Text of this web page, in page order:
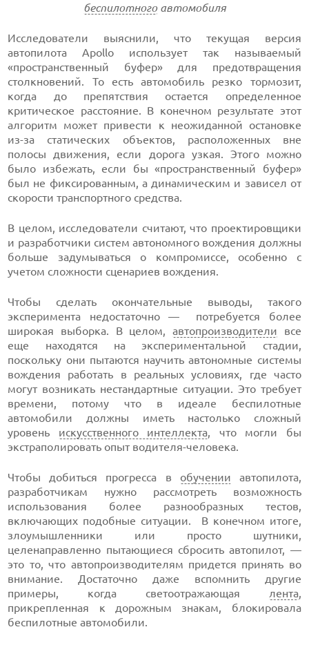
беспилотногоавтомобиля
Исследователи выяснили, что текущая версия
автопилота Apollo использует так называемый
«пространственный буфер» для предотвращения
столкновений. То есть автомобиль резко тормозит,
когда до препятствия остается определенное
критическое расстояние. В конечном результате этот
алгоритм может привести к неожиданной остановке
из-за статических объектов, расположенных вне
полосы движения, если дорога узкая. Этого можно
было избежать, если бы «пространственный буфер»
был не фиксированным, а динамическим и зависел от
скорости транспортного средства.
В целом, исследователи считают, что проектировщики
и разработчики систем автономного вождения должны
больше задумываться о компромиссе, особенно с
учетом сложности сценариев вождения.
Чтобы сделать окончательные выводы, такого
эксперимента недостаточно — потребуется более
широкая выборка. В целом,автопроизводители все
еще находятся на экспериментальной стадии,
поскольку они пытаются научить автономные системы
вождения работать в реальных условиях, где часто
могут возникать нестандартные ситуации. Это требует
времени, потому что в идеале беспилотные
автомобили должны иметь настолько сложный
уровень искусственного интеллекта, что могли бы
экстраполировать опыт водителя-человека.
Чтобы добиться прогресса в обучении автопилота,
разработчикам нужно рассмотреть возможность
использования более разнообразных тестов,
включающих подобные ситуации. В конечном итоге,
злоумышленники или просто шутники,
целенаправленно пытающиеся сбросить автопилот, —
это то, что автопроизводителям придется принять во
внимание. Достаточно даже вспомнить другие
примеры, когда светоотражающая лента,
прикрепленная к дорожным знакам, блокировала
беспилотные автомобили.